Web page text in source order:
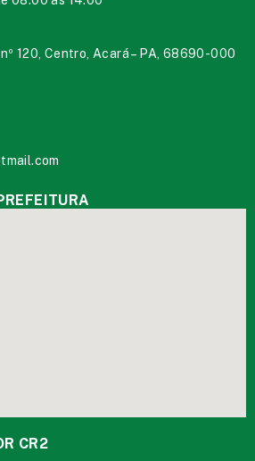
120, Centro, Acará – PA, 68690-000
CR2